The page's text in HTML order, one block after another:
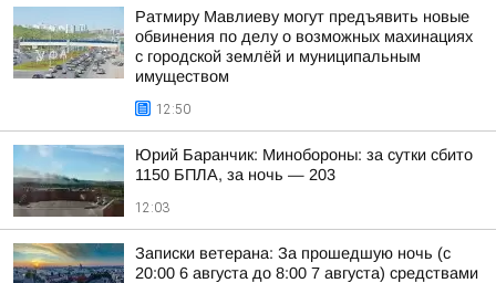
Ратмиру Мавлиеву могут предъявить новые
обвинения по делу о возможных махинациях
с городской землёй и муниципальным
имуществом
12:50
Юрий Баранчик: Минобороны: за сутки сбито
1150 БПЛА, за ночь — 203
12:03
Записки ветерана: За прошедшую ночь (с
20:00 6 августа до 8:00 7 августа) средствами